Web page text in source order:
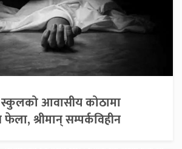
स्कुलको आवासीय कोठामा
श्रीमान् सम्पर्कविहीन